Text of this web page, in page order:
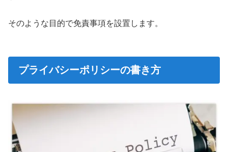
そのような目的で免責事項を設置します。
プライバシーポリシーの書き方